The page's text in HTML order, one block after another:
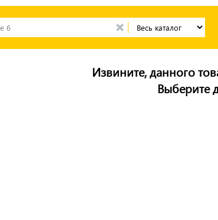
Извините, данного
Выберите